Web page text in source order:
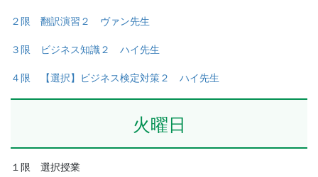
お問い合わせ
資料請求
２限 翻訳演習２ ヴァン先生
３限 ビジネス知識２ ハイ先生
４限 【選択】ビジネス検定対策２ ハイ先生
火曜日
１限 選択授業